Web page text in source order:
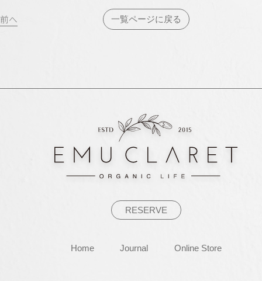
投
前へ 一覧ページに戻る
RESERVE
Home Journal Online Store